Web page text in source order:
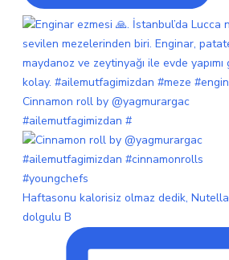
Cinnamon roll by @yagmurargac
#ailemutfagimizdan #
Haftasonu kalorisiz olmaz dedik, Nutella
dolgulu B